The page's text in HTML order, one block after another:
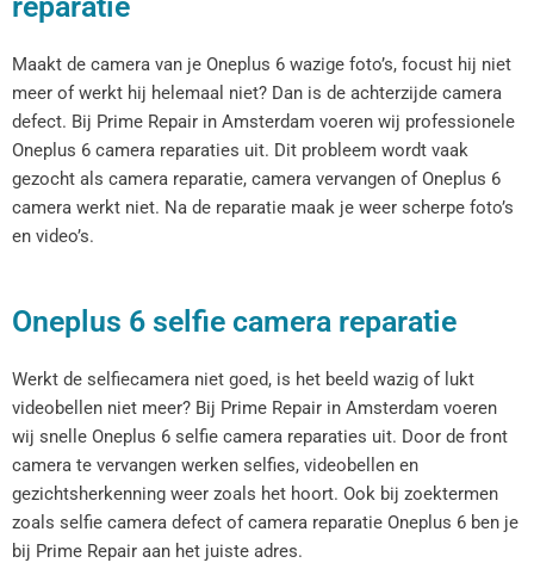
reparatie
Maakt de camera van je Oneplus 6 wazige foto’s, focust hij niet
meer of werkt hij helemaal niet? Dan is de achterzijde camera
defect. Bij Prime Repair in Amsterdam voeren wij professionele
Oneplus 6 camera reparaties uit. Dit probleem wordt vaak
gezocht als camera reparatie, camera vervangen of Oneplus 6
camera werkt niet. Na de reparatie maak je weer scherpe foto’s
en video’s.
Oneplus 6 selfie camera reparatie
Werkt de selfiecamera niet goed, is het beeld wazig of lukt
videobellen niet meer? Bij Prime Repair in Amsterdam voeren
wij snelle Oneplus 6 selfie camera reparaties uit. Door de front
camera te vervangen werken selfies, videobellen en
gezichtsherkenning weer zoals het hoort. Ook bij zoektermen
zoals selfie camera defect of camera reparatie Oneplus 6 ben je
bij Prime Repair aan het juiste adres.